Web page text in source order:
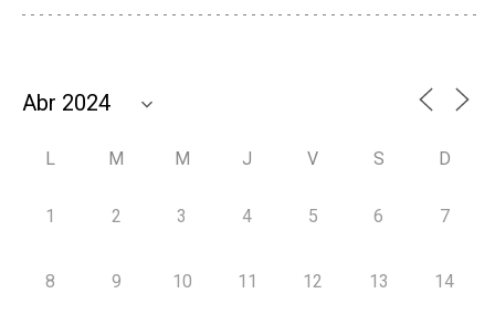
L M M J V S D
1 2 3 4 5 6 7
8 9 10 11 12 13 14